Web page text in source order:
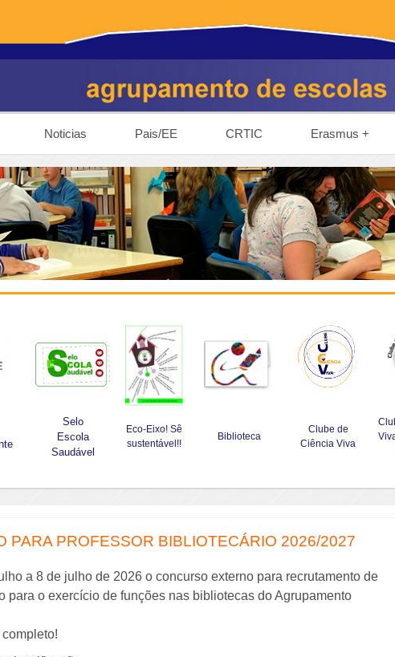
Noticias Pais/EE CRTIC Erasmus +
Selo
Escola
Saudável
Eco-Eixo! Sê
sustentável!!
Biblioteca
Clube de
Ciência Viva
PARA PROFESSOR BIBLIOTECÁRIO 2026/2027
a 8 de julho de 2026 o concurso externo para recrutamento de
para o exercício de funções nas bibliotecas do Agrupamento